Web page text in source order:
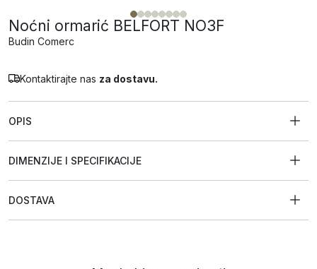
Noćni ormarić BELFORT NO3F
Budin Comerc
Kontaktirajte nas za dostavu.
OPIS
DIMENZIJE I SPECIFIKACIJE
DOSTAVA